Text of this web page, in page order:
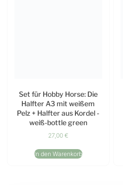
Set für Hobby Horse: Die
Halfter A3 mit weißem
Pelz + Halfter aus Kordel -
weiß-bottle green
27,00 €
In den Warenkorb